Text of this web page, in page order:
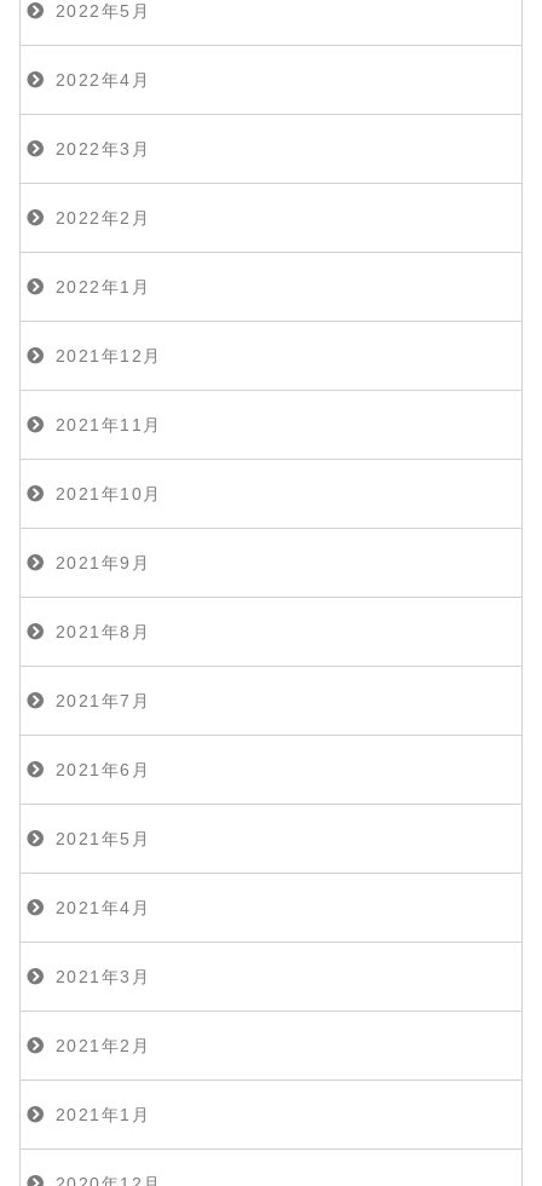
2022年5月
2022年4月
2022年3月
2022年2月
2022年1月
2021年12月
2021年11月
2021年10月
2021年9月
2021年8月
2021年7月
2021年6月
2021年5月
2021年4月
2021年3月
2021年2月
2021年1月